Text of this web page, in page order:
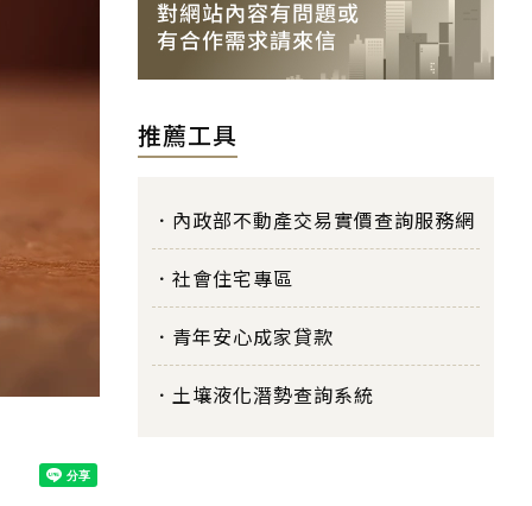
推薦工具
內政部不動產交易實價查詢服務網
社會住宅專區
青年安心成家貸款
土壤液化潛勢查詢系統